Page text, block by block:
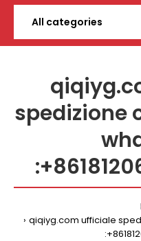
spedizione
qiqiyg.com ufficiale